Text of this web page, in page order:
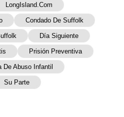
LongIsland.com
Condado De Suffolk
Día Siguiente
Prisión Preventiva
De Abuso Infantil
Su Parte